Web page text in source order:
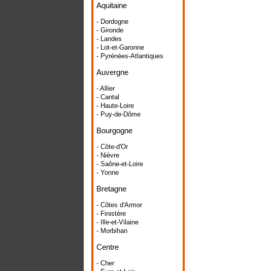
Aquitaine
- Dordogne
- Gironde
- Landes
- Lot-et-Garonne
- Pyrénées-Atlantiques
Auvergne
- Allier
- Cantal
- Haute-Loire
- Puy-de-Dôme
Bourgogne
- Côte-d'Or
- Nièvre
- Saône-et-Loire
- Yonne
Bretagne
- Côtes d'Armor
- Finistère
- Ille-et-Vilaine
- Morbihan
Centre
- Cher